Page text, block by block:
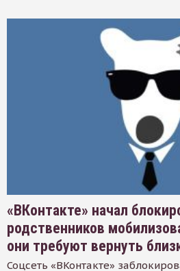
«ВКонтакте» начал
родственников
они требуют вернуть
Соцсеть «ВКонтакте»